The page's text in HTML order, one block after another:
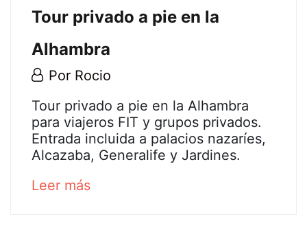
29
junio,
2026
2026-
06-
Tour privado a pie en la
Alhambra
30
2020
Por Rocio
Tour
privado
a
pie
Tour privado a pie en la Alhambra
para viajeros FIT y grupos privados.
Entrada incluida a palacios nazaríes,
Alcazaba, Generalife y Jardines.
Leer másabout